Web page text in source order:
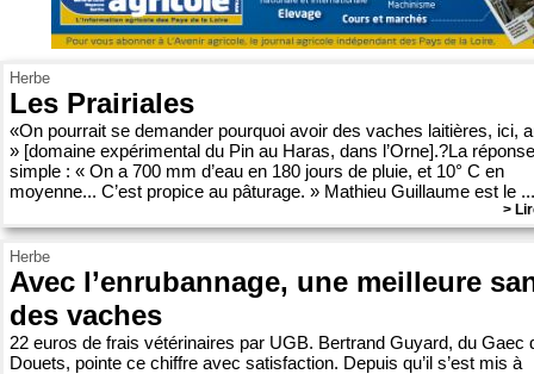
Herbe
Les Prairiales
«On pourrait se demander pourquoi avoir des vaches laitières, ici,
» [domaine expérimental du Pin au Haras, dans l’Orne].?La
simple : « On a 700 mm d’eau en 180 jours de pluie, et 10° C en
moyenne... C’est propice au pâturage. » Mathieu Guillaume est le ...
>
Herbe
Avec l’enrubannage, une meilleure
des vaches
22 euros de frais vétérinaires par UGB. Bertrand Guyard, du Gaec
Douets, pointe ce chiffre avec satisfaction. Depuis qu’il s’est mis à